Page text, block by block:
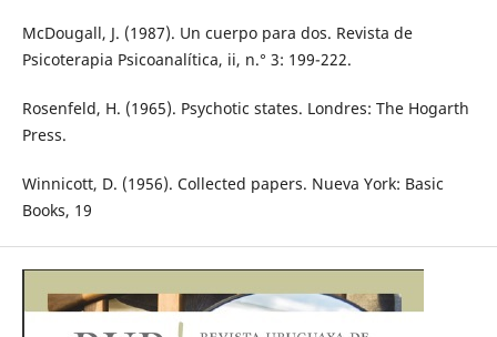
McDougall, J. (1987). Un cuerpo para dos. Revista de
Psicoterapia Psicoanalítica, ii, n.° 3: 199-222.
Rosenfeld, H. (1965). Psychotic states. Londres: The Hogarth
Press.
Winnicott, D. (1956). Collected papers. Nueva York: Basic
Books, 19